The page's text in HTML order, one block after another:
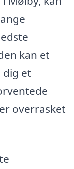
kan et
dig et
overrasket